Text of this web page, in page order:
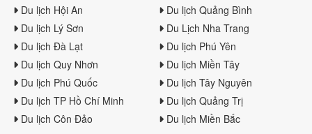
Du lịch Hội An
Du lịch Quảng Bình
Du lịch Lý Sơn
Du Lịch Nha Trang
Du lịch Đà Lạt
Du lịch Phú Yên
Du lịch Quy Nhơn
Du lịch Miền Tây
Du lịch Phú Quốc
Du lịch Tây Nguyên
Du lịch TP Hồ Chí Minh
Du lịch Quảng Trị
Du lịch Côn Đảo
Du lịch Miền Bắc